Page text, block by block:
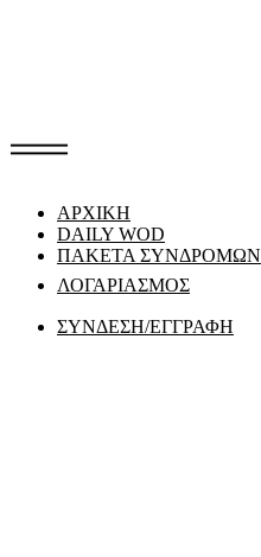
ΑΡΧΙΚΗ
DAILY WOD
ΠΑΚΕΤΑ ΣΥΝΔΡΟΜΩΝ
ΛΟΓΑΡΙΑΣΜΟΣ
ΣΥΝΔΕΣΗ/ΕΓΓΡΑΦΗ